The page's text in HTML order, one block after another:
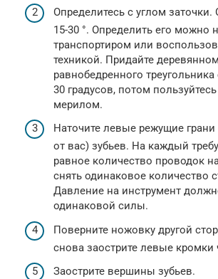
Определитесь с углом
15-30 °. Определить его можно
транспортиром или
техникой. Придайте
равнобедренного треугольника
30 градусов, потом
мерилом.
Наточите левые режущие
от вас) зубьев. На каждый
равное количество проводок
снять одинаковое количество
Давление на инструмент
одинаковой силы.
Поверните ножовку другой
снова заострите левые кромки
Заострите вершины зубьев.